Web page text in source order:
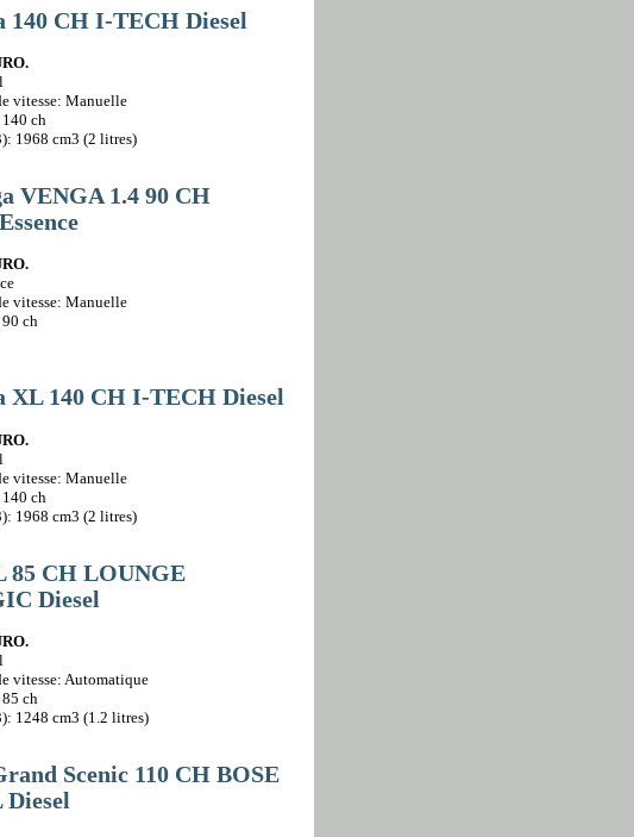
140 CH I-TECH Diesel
vitesse: Manuelle
ch
1968 cm3 (2 litres)
VENGA 1.4 90 CH
vitesse: Manuelle
ch
XL 140 CH I-TECH Diesel
vitesse: Manuelle
ch
1968 cm3 (2 litres)
85 CH LOUNGE
Diesel
vitesse: Automatique
ch
1248 cm3 (1.2 litres)
Scenic 110 CH BOSE
Diesel